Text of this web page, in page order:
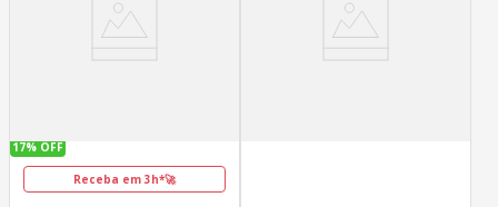
17% OFF
Receba em 3h*🚀